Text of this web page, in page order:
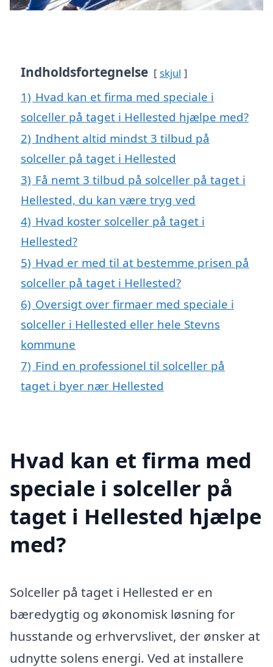
Indholdsfortegnelse skjul
1) Hvad kan et firma med speciale i
solceller på taget i Hellested hjælpe med?
2) Indhent altid mindst 3 tilbud på
solceller på taget i Hellested
3) Få nemt 3 tilbud på solceller på taget i
Hellested, du kan være tryg ved
4) Hvad koster solceller på taget i
Hellested?
5) Hvad er med til at bestemme prisen på
solceller på taget i Hellested?
6) Oversigt over firmaer med speciale i
solceller i Hellested eller hele Stevns
kommune
7) Find en professionel til solceller på
taget i byer nær Hellested
Hvad kan et firma med
speciale i solceller på
taget i Hellested hjælpe
med?
Solceller på taget i Hellested er en
bæredygtig og økonomisk løsning for
husstande og erhvervslivet, der ønsker at
udnytte solens energi. Ved at installere